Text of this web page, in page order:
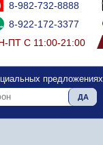
8-982-732-8888
8-922-172-3377
ПТ С 11:00-21:00